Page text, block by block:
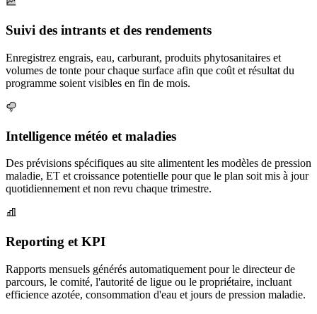
Suivi des intrants et des rendements
Enregistrez engrais, eau, carburant, produits phytosanitaires et
volumes de tonte pour chaque surface afin que coût et résultat du
programme soient visibles en fin de mois.
Intelligence météo et maladies
Des prévisions spécifiques au site alimentent les modèles de pression
maladie, ET et croissance potentielle pour que le plan soit mis à jour
quotidiennement et non revu chaque trimestre.
Reporting et KPI
Rapports mensuels générés automatiquement pour le directeur de
parcours, le comité, l'autorité de ligue ou le propriétaire, incluant
efficience azotée, consommation d'eau et jours de pression maladie.